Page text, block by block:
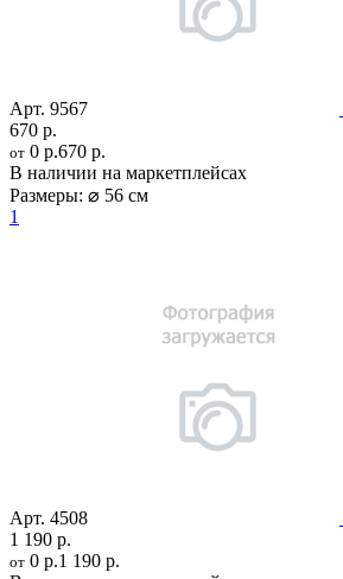
Арт. 9567
670 р.
от 0 р.670 р.
В наличии на маркетплейсах
Размеры: ⌀ 56 см
1
Арт. 4508
1 190 р.
от 0 р.1 190 р.